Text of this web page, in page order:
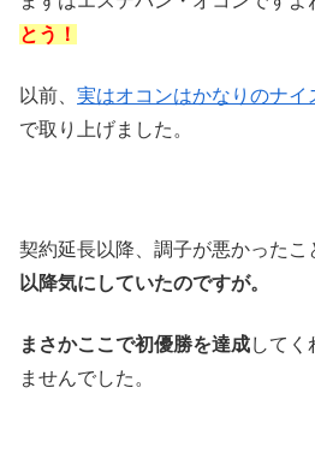
とう！
以前、 実はオコンはかなりのナイ
で取り上げました。
契約延長以降、調子が悪かったこ
以降気にしていたのですが。
まさかここで初優勝を達成してく
ませんでした。